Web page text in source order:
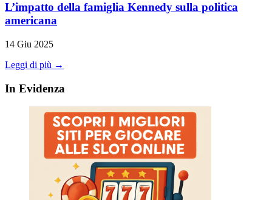
L’impatto della famiglia Kennedy sulla politica
americana
14 Giu 2025
Leggi di più →
In Evidenza